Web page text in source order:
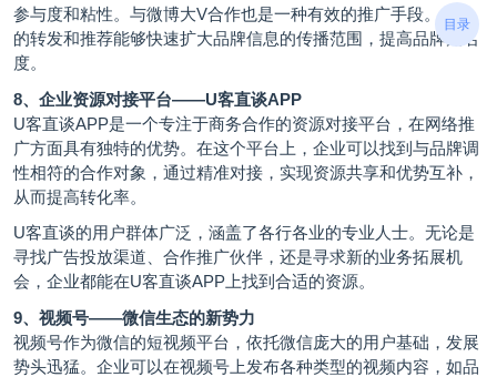
参与度和粘性。与微博大V合作也是一种有效的推广手段。大V
的转发和推荐能够快速扩大品牌信息的传播范围，提高品牌知名
度。
8、企业资源对接平台——U客直谈APP
U客直谈APP是一个专注于商务合作的资源对接平台，在网络推
广方面具有独特的优势。在这个平台上，企业可以找到与品牌调
性相符的合作对象，通过精准对接，实现资源共享和优势互补，
从而提高转化率。
U客直谈的用户群体广泛，涵盖了各行各业的专业人士。无论是
寻找广告投放渠道、合作推广伙伴，还是寻求新的业务拓展机
会，企业都能在U客直谈APP上找到合适的资源。
9、视频号——微信生态的新势力
视频号作为微信的短视频平台，依托微信庞大的用户基础，发展
势头迅猛。企业可以在视频号上发布各种类型的视频内容，如品
目录